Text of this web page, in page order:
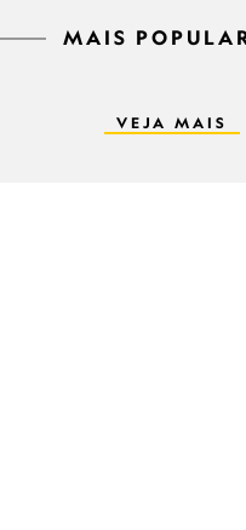
MAIS
VEJA MAIS